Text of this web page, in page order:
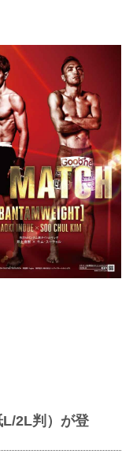
2L判）が登